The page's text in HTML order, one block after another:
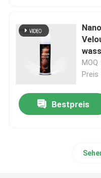
MOQ
Preis
Bestpreis